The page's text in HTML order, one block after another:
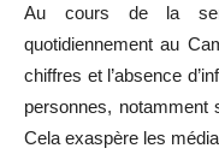
Au cours de la
quotidiennement au
chiffres et l’absence
personnes,
Cela exaspère les